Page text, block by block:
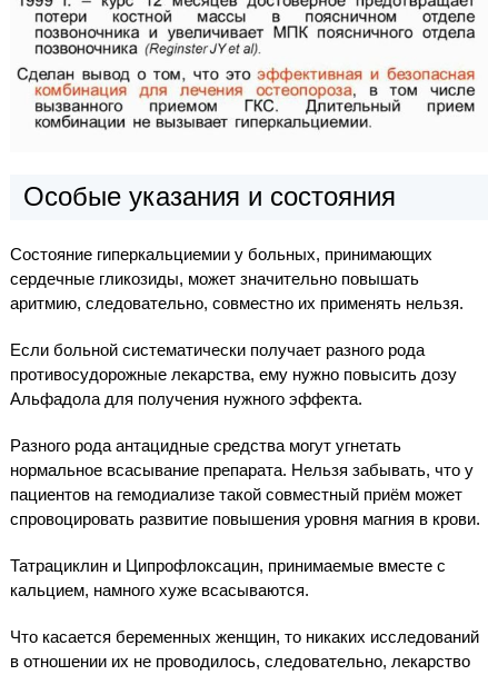
Особые указания и состояния
Состояние гиперкальциемии у больных, принимающих
сердечные гликозиды, может значительно повышать
аритмию, следовательно, совместно их применять нельзя.
Если больной систематически получает разного рода
противосудорожные лекарства, ему нужно повысить дозу
Альфадола для получения нужного эффекта.
Разного рода антацидные средства могут угнетать
нормальное всасывание препарата. Нельзя забывать, что у
пациентов на гемодиализе такой совместный приём может
спровоцировать развитие повышения уровня магния в крови.
Татрациклин и Ципрофлоксацин, принимаемые вместе с
кальцием, намного хуже всасываются.
Что касается беременных женщин, то никаких исследований
в отношении их не проводилось, следовательно, лекарство